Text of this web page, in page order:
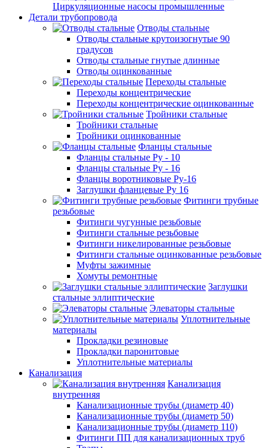
Циркуляционные насосы промышленные
Детали трубопровода
Отводы стальные
Отводы стальные крутоизогнутые 90
градусов
Отводы стальные гнутые длинные
Отводы оцинкованные
Переходы стальные
Переходы концентрические
Переходы концентрические оцинкованные
Тройники стальные
Тройники стальные
Тройники оцинкованные
Фланцы стальные
Фланцы стальные Ру - 10
Фланцы стальные Ру - 16
Фланцы воротниковые Ру-16
Заглушки фланцевые Ру 16
Фитинги трубные
резьбовые
Фитинги чугунные резьбовые
Фитинги стальные резьбовые
Фитинги никелированные резьбовые
Фитинги стальные оцинкованные резьбовые
Муфты зажимные
Хомуты ремонтные
Заглушки
стальные эллиптические
Элеваторы стальные
Уплотнительные
материалы
Прокладки резиновые
Прокладки паронитовые
Уплотнительные материалы
Канализация
Канализация
внутренняя
Канализационные трубы (диаметр 40)
Канализационные трубы (диаметр 50)
Канализационные трубы (диаметр 110)
Фитинги ПП для канализационных труб